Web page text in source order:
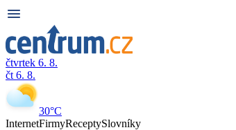
čtvrtek 6. 8.
čt 6. 8.
30°C
InternetFirmyReceptySlovníky